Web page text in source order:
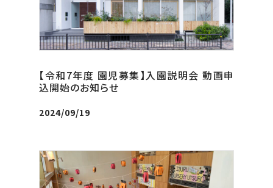
【令和7年度 園児募集】入園説明会 動画申
込開始のお知らせ
2024/09/19